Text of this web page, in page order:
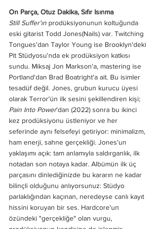
On Parça, Otuz Dakika, Sıfır Isınma
Still Suffer'ın prodüksiyonunun koltuğunda
eski gitarist Todd Jones(Nails) var. Twitching
Tongues'dan Taylor Young ise Brooklyn'deki
Pit Stüdyosu'nda ek prodüksiyon katkısı
sundu. Miksaj Jon Markson'a, mastering ise
Portland'dan Brad Boatright'a ait. Bu isimler
tesadüf değil. Jones, grubun kurucu üyesi
olarak Terror'ün ilk sesini şekillendiren kişi;
Pain Into Power'dan (2022) sonra bu ikinci
kez prodüksiyonu üstleniyor ve her
seferinde aynı felsefeyi getiriyor: minimalizm,
ham enerji, sahne gerçekliği. Jones'un
yaklaşımı açık: tam anlamıyla saldırganlık, ilk
notadan son notaya kadar. Albümün ilk üç
parçasını dinlediğinizde bu kararın ne kadar
bilinçli olduğunu anlıyorsunuz: Stüdyo
parlaklığından kaçınan, neredeyse canlı kayıt
hissini koruyan bir ses. Hardcore'un
özündeki "gerçekliğe" olan vurgu,